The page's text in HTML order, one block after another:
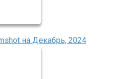
на Декабрь, 2024